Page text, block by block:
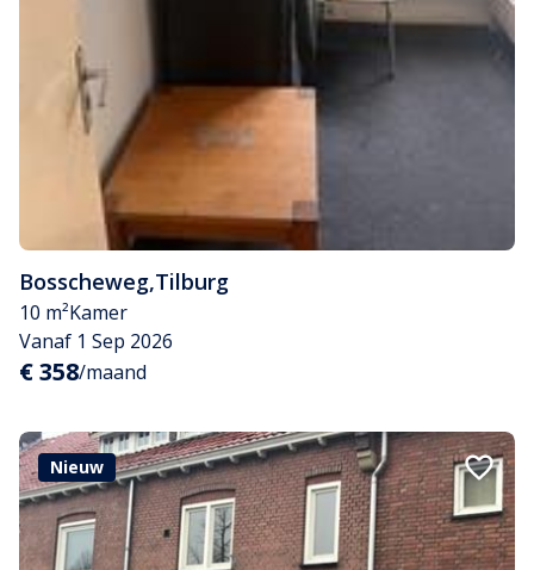
Bosscheweg,Tilburg
10 m²Kamer
Vanaf 1 Sep 2026
€ 358/maand
Nieuw